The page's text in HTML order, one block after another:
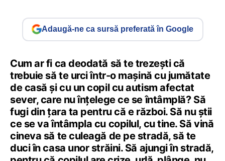
Adaugă-ne ca sursă preferată în Google
Cum ar fi ca deodată să te trezești că
trebuie să te urci într-o mașină cu jumătate
de casă și cu un copil cu autism afectat
sever, care nu înțelege ce se întâmplă? Să
fugi din țara ta pentru că e război. Să nu știi
ce se va întâmpla cu copilul, cu tine. Să vină
cineva să te culeagă de pe stradă, să te
duci în casa unor străini. Să ajungi în stradă,